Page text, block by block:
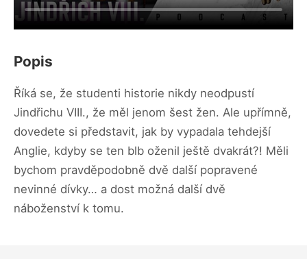
Popis
Říká se, že studenti historie nikdy neodpustí
Jindřichu VIII., že měl jenom šest žen. Ale upřímně,
dovedete si představit, jak by vypadala tehdejší
Anglie, kdyby se ten blb oženil ještě dvakrát?! Měli
bychom pravděpodobně dvě další popravené
nevinné dívky… a dost možná další dvě
náboženství k tomu.